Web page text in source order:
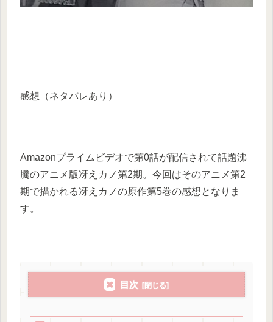
感想（ネタバレあり）
Amazonプライムビデオで第0話が配信されて話題沸
騰のアニメ版冴えカノ第2期。今回はそのアニメ第2
期で描かれる冴えカノの原作第5巻の感想となりま
す。
目次